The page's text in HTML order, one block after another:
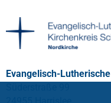
Evangelisch-